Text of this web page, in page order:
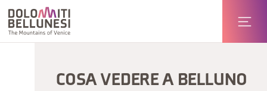
COSA VEDERE A BELLUNO